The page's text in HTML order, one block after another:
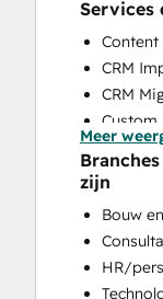
Services
Content
CRM
CRM
Custom
Email
Full
Paid
Sales
Search
Meer
zijn
Bouw
HR/